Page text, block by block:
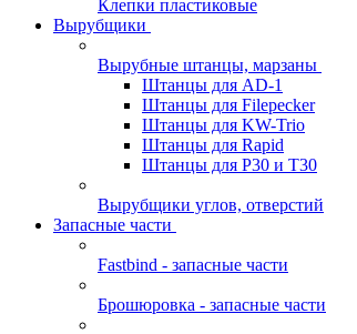
Клепки пластиковые
Вырубщики
Вырубные штанцы, марзаны
Штанцы для AD-1
Штанцы для Filepecker
Штанцы для KW-Trio
Штанцы для Rapid
Штанцы для Р30 и Т30
Вырубщики углов, отверстий
Запасные части
Fastbind - запасные части
Брошюровка - запасные части